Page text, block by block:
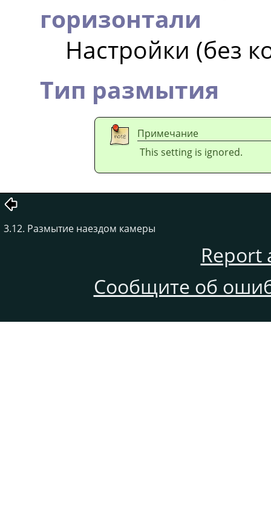
горизонтали
Настройки (без
Тип размытия
Примечание
This setting is ignored.
3.12. Размытие наездом камеры
Report
Сообщите об